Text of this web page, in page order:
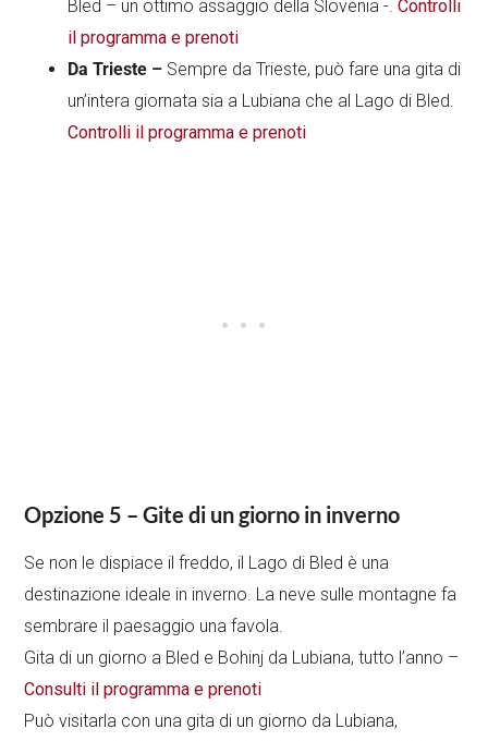
Bled – un ottimo assaggio della Slovenia -.Controlli
il programma e prenoti
Da Trieste – Sempre da Trieste, può fare una gita di
un’intera giornata sia a Lubiana che al Lago di Bled.
Controlli il programma e prenoti
Opzione 5 – Gite di un giorno in inverno
Se non le dispiace il freddo, il Lago di Bled è una
destinazione ideale in inverno. La neve sulle montagne fa
sembrare il paesaggio una favola.
Gita di un giorno a Bled e Bohinj da Lubiana, tutto l’anno –
Consulti il programma e prenoti
Può visitarla con una gita di un giorno da Lubiana,